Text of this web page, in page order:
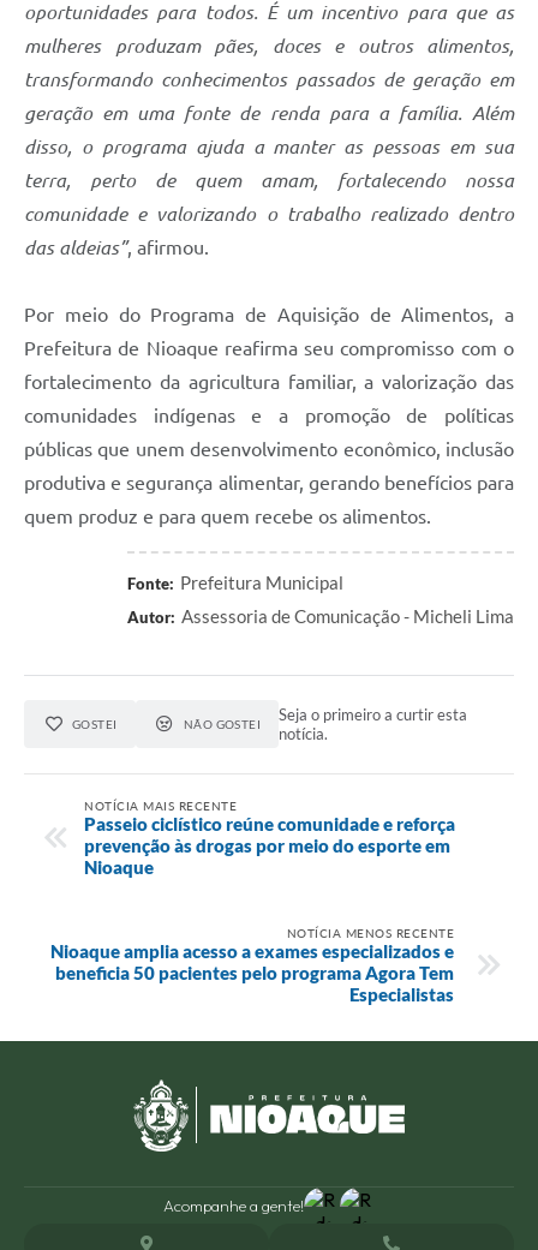
oportunidades para todos. É um incentivo para que as
mulheres produzam pães, doces e outros alimentos,
transformando conhecimentos passados de geração em
geração em uma fonte de renda para a família. Além
disso, o programa ajuda a manter as pessoas em sua
terra, perto de quem amam, fortalecendo nossa
comunidade e valorizando o trabalho realizado dentro
das aldeias”, afirmou.
Por meio do Programa de Aquisição de Alimentos, a
Prefeitura de Nioaque reafirma seu compromisso com o
fortalecimento da agricultura familiar, a valorização das
comunidades indígenas e a promoção de políticas
públicas que unem desenvolvimento econômico, inclusão
produtiva e segurança alimentar, gerando benefícios para
quem produz e para quem recebe os alimentos.
Fonte: Prefeitura Municipal
Autor: Assessoria de Comunicação - Micheli Lima
GOSTEI NÃO GOSTEI
Seja o primeiro a curtir esta
notícia.
NOTÍCIA MAIS RECENTE
Passeio ciclístico reúne comunidade e reforça
prevenção às drogas por meio do esporte em
Nioaque
NOTÍCIA MENOS RECENTE
Nioaque amplia acesso a exames especializados e
beneficia 50 pacientes pelo programa Agora Tem
Especialistas
Acompanhe a gente!